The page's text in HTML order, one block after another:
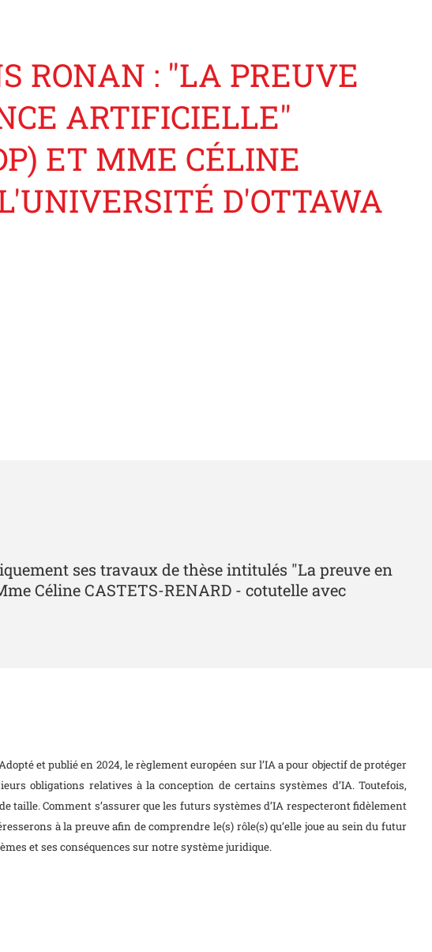
RONAN : "LA PREUVE
ARTIFICIELLE"
ET MME CÉLINE
D'OTTAWA
ses travaux de thèse intitulés "La preuve en
Céline CASTETS-RENARD - cotutelle avec
et publié en 2024, le règlement européen sur l’IA a pour objectif de protéger
obligations relatives à la conception de certains systèmes d’IA. Toutefois,
taille. Comment s’assurer que les futurs systèmes d’IA respecteront fidèlement
à la preuve afin de comprendre le(s) rôle(s) qu’elle joue au sein du futur
et ses conséquences sur notre système juridique.